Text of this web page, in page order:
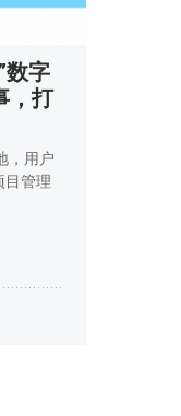
数字
，打
，用户
目管理